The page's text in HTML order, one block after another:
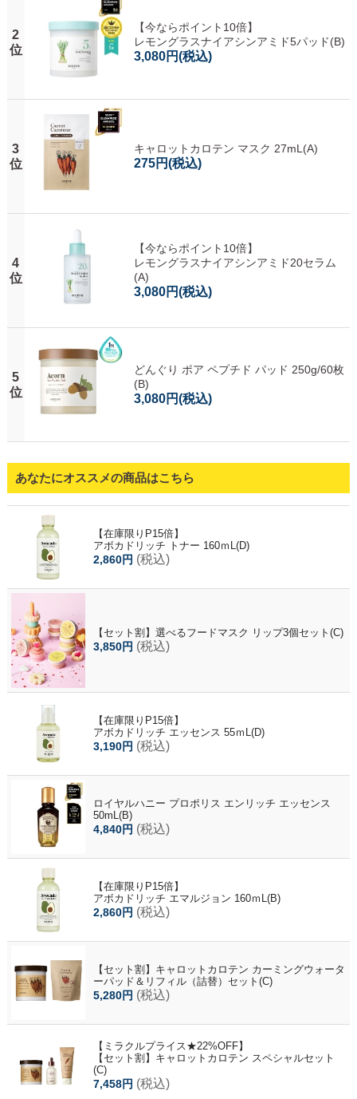
2
位
【今ならポイント10倍】
レモングラスナイアシンアミド5パッド(B)
3,080円(税込)
3
位
キャロットカロテン マスク 27mL(A)
275円(税込)
4
位
【今ならポイント10倍】
レモングラスナイアシンアミド20セラム
(A)
3,080円(税込)
5
位
どんぐり ポア ペプチド パッド 250g/60枚
(B)
3,080円(税込)
あなたにオススメの商品はこちら
【在庫限りP15倍】
アボカドリッチ トナー 160ｍL(D)
2,860円 (税込)
【セット割】選べるフードマスク リップ3個セット(C)
3,850円 (税込)
【在庫限りP15倍】
アボカドリッチ エッセンス 55ｍL(D)
3,190円 (税込)
ロイヤルハニー プロポリス エンリッチ エッセンス
50mL(B)
4,840円 (税込)
【在庫限りP15倍】
アボカドリッチ エマルジョン 160ｍL(B)
2,860円 (税込)
【セット割】キャロットカロテン カーミングウォータ
ーパッド＆リフィル（詰替）セット(C)
5,280円 (税込)
【ミラクルプライス★22%OFF】
【セット割】キャロットカロテン スペシャルセット
(C)
7,458円 (税込)